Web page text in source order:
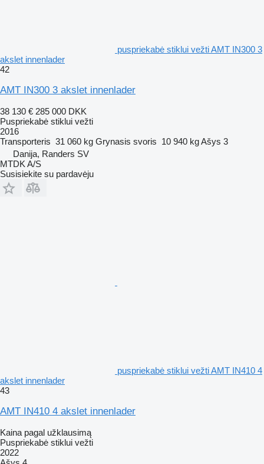
puspriekabė stiklui vežti AMT IN300 3
akslet innenlader
42
AMT IN300 3 akslet innenlader
38 130 € 285 000 DKK
Puspriekabė stiklui vežti
2016
Transporteris 31 060 kg Grynasis svoris 10 940 kgAšys 3
Danija, Randers SV
MTDK A/S
Susisiekite su pardavėju
puspriekabė stiklui vežti AMT IN410 4
akslet innenlader
43
AMT IN410 4 akslet innenlader
Kaina pagal užklausimą
Puspriekabė stiklui vežti
2022